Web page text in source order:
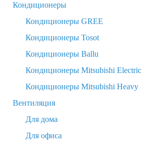
Кондиционеры
Кондиционеры GREE
Кондиционеры Tosot
Кондиционеры Ballu
Кондиционеры Mitsubishi Electric
Кондиционеры Mitsubishi Heavy
Вентиляция
Для дома
Для офиса